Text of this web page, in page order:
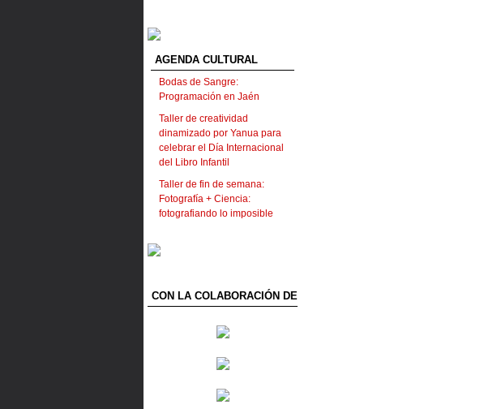
AGENDA CULTURAL
Bodas de Sangre:
Programación en Jaén
Taller de creatividad
dinamizado por Yanua para
celebrar el Día Internacional
del Libro Infantil
Taller de fin de semana:
Fotografía + Ciencia:
fotografiando lo imposible
CON LA COLABORACIÓN DE